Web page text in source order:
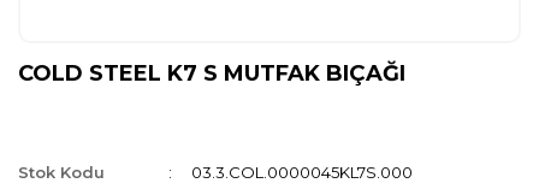
COLD STEEL K7 S MUTFAK BIÇAĞI
Stok Kodu
03.3.COL.0000045KL7S.000